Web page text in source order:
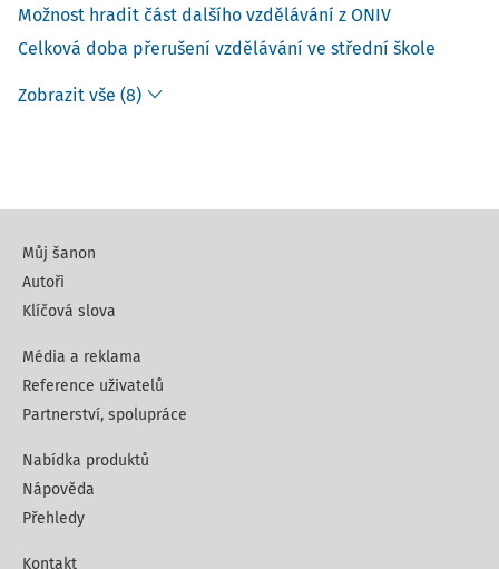
Možnost hradit část dalšího vzdělávání z ONIV
Celková doba přerušení vzdělávání ve střední škole
Zobrazit vše (8)
Můj šanon
Autoři
Klíčová slova
Média a reklama
Reference uživatelů
Partnerství, spolupráce
Nabídka produktů
Nápověda
Přehledy
Kontakt